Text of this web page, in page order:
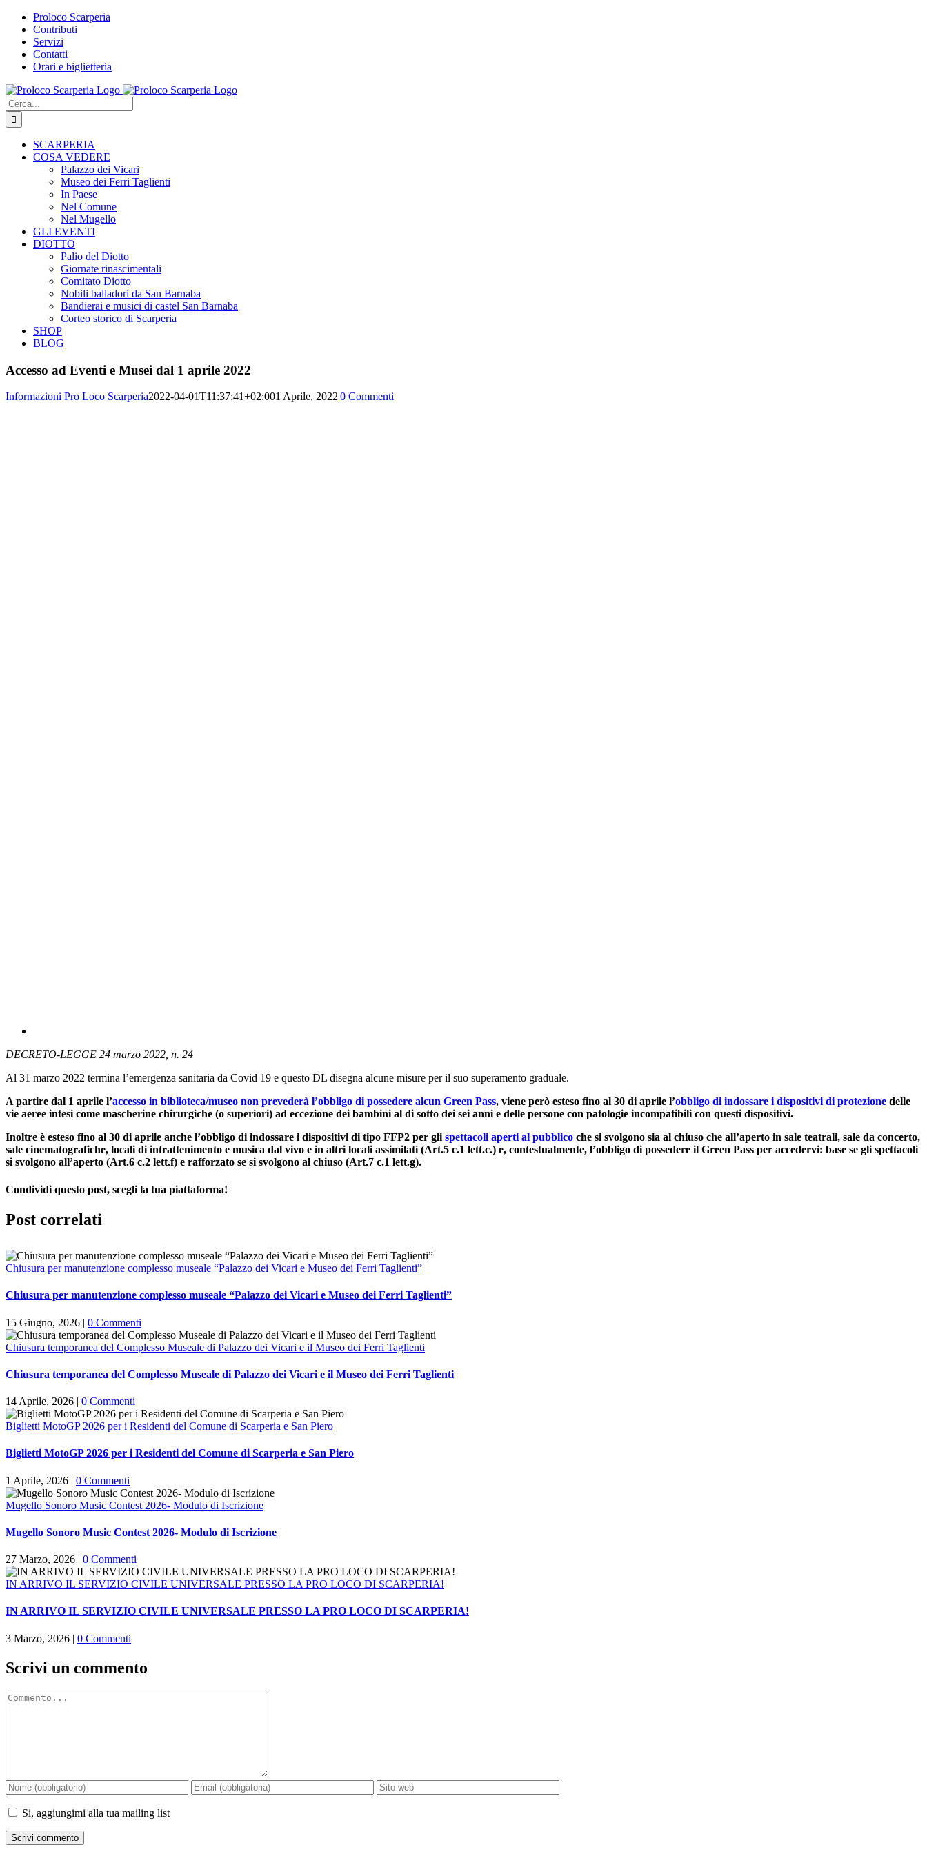
Salta
contenuto
Proloco Scarperia
Contributi
Servizi
Contatti
Orari e biglietteria
Facebook
Instagram
Tripadvisor
WhatsApp
Cerca
per:
SCARPERIA
COSA VEDERE
Palazzo dei Vicari
Museo dei Ferri Taglienti
In Paese
Nel Comune
Nel Mugello
GLI EVENTI
DIOTTO
Palio del Diotto
Giornate rinascimentali
Comitato Diotto
Nobili balladori da San Barnaba
Bandierai e musici di castel San Barnaba
Corteo storico di Scarperia
SHOP
BLOG
Accesso ad Eventi e Musei dal 1 aprile 2022
Informazioni Pro Loco Scarperia2022-04-01T11:37:41+02:001 Aprile, 2022|0 Commenti
DECRETO-LEGGE 24 marzo 2022, n. 24
Al 31 marzo 2022 termina l’emergenza sanitaria da Covid 19 e questo DL disegna alcune misure per il suo superamento graduale.
A partire dal 1 aprile l’accesso in biblioteca/museo non prevederà l’obbligo di possedere alcun Green Pass, viene però esteso fino al 30 di aprile l’obbligo di indossare i dispositivi di protezione delle
vie aeree intesi come mascherine chirurgiche (o superiori) ad eccezione dei bambini al di sotto dei sei anni e delle persone con patologie incompatibili con questi dispositivi.
Inoltre è esteso fino al 30 di aprile anche l’obbligo di indossare i dispositivi di tipo FFP2 per glispettacoli aperti al pubblico che si svolgono sia al chiuso che all’aperto in sale teatrali, sale da concerto,
sale cinematografiche, locali di intrattenimento e musica dal vivo e in altri locali assimilati (Art.5 c.1 lett.c.) e, contestualmente, l’obbligo di possedere il Green Pass per accedervi: base se gli spettacoli
si svolgono all’aperto (Art.6 c.2 lett.f) e rafforzato se si svolgono al chiuso (Art.7 c.1 lett.g).
Condividi questo post, scegli la tua piattaforma!
Facebook
X
LinkedIn
WhatsApp
Tumblr
Pinterest
Post correlati
Chiusura per manutenzione complesso museale “Palazzo dei Vicari e Museo dei Ferri Taglienti”
Chiusura per manutenzione complesso museale “Palazzo dei Vicari e Museo dei Ferri Taglienti”
15 Giugno, 2026 | 0 Commenti
Chiusura temporanea del Complesso Museale di Palazzo dei Vicari e il Museo dei Ferri Taglienti
Chiusura temporanea del Complesso Museale di Palazzo dei Vicari e il Museo dei Ferri Taglienti
14 Aprile, 2026 | 0 Commenti
Biglietti MotoGP 2026 per i Residenti del Comune di Scarperia e San Piero
Biglietti MotoGP 2026 per i Residenti del Comune di Scarperia e San Piero
1 Aprile, 2026 | 0 Commenti
Mugello Sonoro Music Contest 2026- Modulo di Iscrizione
Mugello Sonoro Music Contest 2026- Modulo di Iscrizione
27 Marzo, 2026 | 0 Commenti
IN ARRIVO IL SERVIZIO CIVILE UNIVERSALE PRESSO LA PRO LOCO DI SCARPERIA!
IN ARRIVO IL SERVIZIO CIVILE UNIVERSALE PRESSO LA PRO LOCO DI SCARPERIA!
3 Marzo, 2026 | 0 Commenti
Scrivi un commento
Commento
Si, aggiungimi alla tua mailing list